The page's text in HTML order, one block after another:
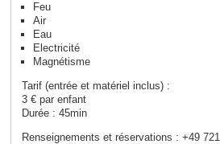
Feu
Air
Eau
Electricité
Magnétisme
Tarif (entrée et matériel inclus) :
3 € par enfant
Durée : 45min
Renseignements et réservations : +49 721